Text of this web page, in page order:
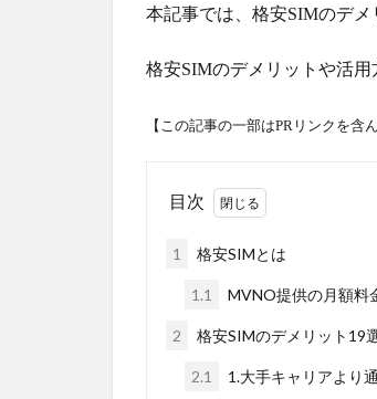
本記事では、格安SIMのデ
格安SIMのデメリットや活用
【この記事の一部はPRリンクを含
目次
1 格安SIMとは
1.1 MVNO提供の月額料
2 格安SIMのデメリット19
2.1 1.大手キャリアより